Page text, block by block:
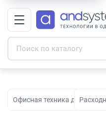
Офисная техника для